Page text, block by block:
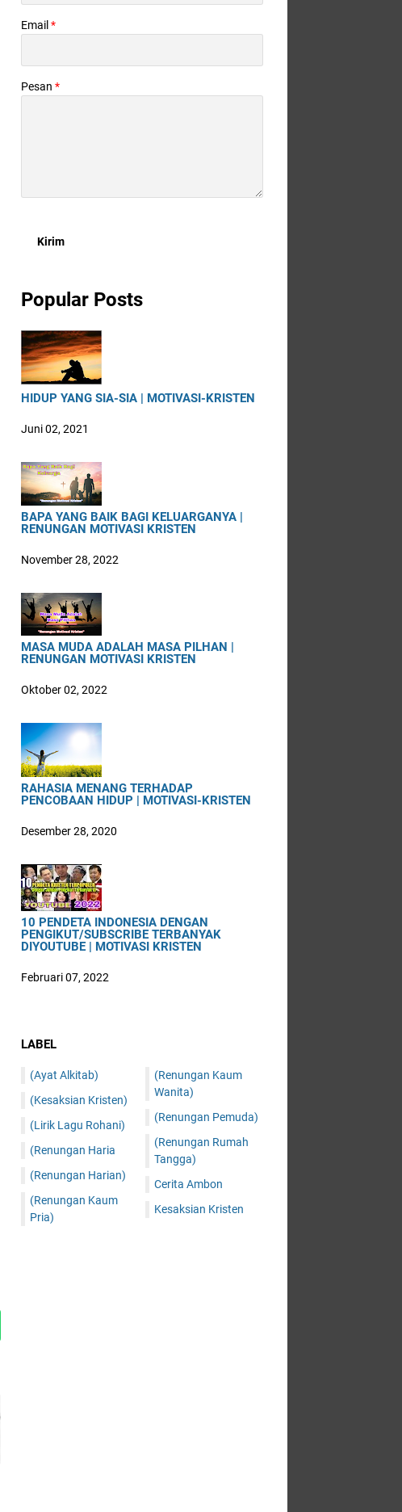
Email *
Pesan *
Popular Posts
HIDUP YANG SIA-SIA | MOTIVASI-KRISTEN
Juni 02, 2021
BAPA YANG BAIK BAGI KELUARGANYA |
RENUNGAN MOTIVASI KRISTEN
November 28, 2022
MASA MUDA ADALAH MASA PILHAN |
RENUNGAN MOTIVASI KRISTEN
Oktober 02, 2022
RAHASIA MENANG TERHADAP
PENCOBAAN HIDUP | MOTIVASI-KRISTEN
Desember 28, 2020
10 PENDETA INDONESIA DENGAN
PENGIKUT/SUBSCRIBE TERBANYAK
DIYOUTUBE | MOTIVASI KRISTEN
Februari 07, 2022
LABEL
(Ayat Alkitab)
(Kesaksian Kristen)
(Lirik Lagu Rohani)
(Renungan Haria
(Renungan Harian)
(Renungan Kaum
Pria)
(Renungan Kaum
Wanita)
(Renungan Pemuda)
(Renungan Rumah
Tangga)
Cerita Ambon
Kesaksian Kristen